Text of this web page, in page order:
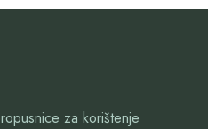
za korištenje